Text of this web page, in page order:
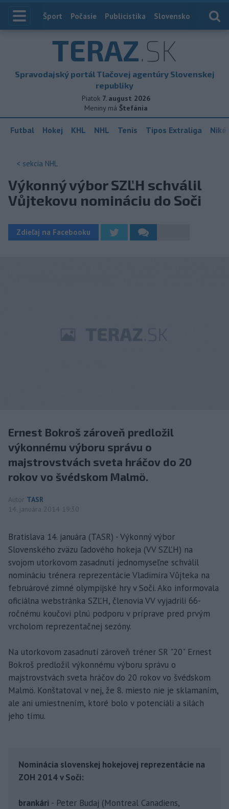
Index
Šport Počasie Publicistika Slovensko
TERAZ.SK
Spravodajský portál Tlačovej agentúry Slovenskej
republiky
Piatok 7. august 2026
Meniny má Štefánia
Futbal Hokej KHL NHL Tenis Tipos Extraliga
< sekcia NHL
Výkonný výbor SZĽH schválil
Vůjtekovu nomináciu do Soči
Zdieľaj na Facebooku
Ernest Bokroš zároveň predložil
výkonnému výboru správu o
majstrovstvách sveta hráčov do 20
rokov vo švédskom Malmö.
Autor TASR
14. januára 2014 19:30
Bratislava 14. januára (TASR) - Výkonný výbor
Slovenského zväzu ľadového hokeja (VV SZĽH) na
svojom utorkovom zasadnutí jednomyseľne schválil
nomináciu trénera reprezentácie Vladimíra Vůjteka na
februárové zimné olympijské hry v Soči. Ako informovala
oficiálna webstránka SZĽH, členovia VV vyjadrili 66-
ročnému koučovi plnú podporu v príprave pred prvým
vrcholom reprezentačnej sezóny.
Na utorkovom zasadnutí zároveň tréner SR "20" Ernest
Bokroš predložil výkonnému výboru správu o
majstrovstvách sveta hráčov do 20 rokov vo švédskom
Malmö. Konštatoval v nej, že 8. miesto nie je sklamaním,
ale ani umiestnením, ktoré bolo v potenciáli a silách
jeho tímu.
Nominácia slovenskej hokejovej reprezentácie na
ZOH 2014 v Soči:
brankári - Peter Budaj (Montreal Canadiens,